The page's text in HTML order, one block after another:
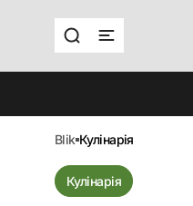
blik кулінарія
Кулінарія